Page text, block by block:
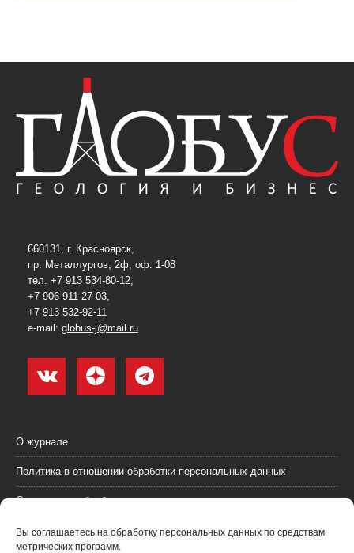
Вы соглашаетесь на обработку персональных данных по средствам
метрических программ.
660131, г. Красноярск,
пр. Металлургов, 2ф, оф. 1-08
тел. +7 913 534-80-12,
+7 906 911-27-03,
+7 913 532-92-11
e-mail: globus-j@mail.ru
О журнале
Политика в отношении обработки персональных данных
Согласие на обработку персональных данных
Пользовательское соглашение (оферта)